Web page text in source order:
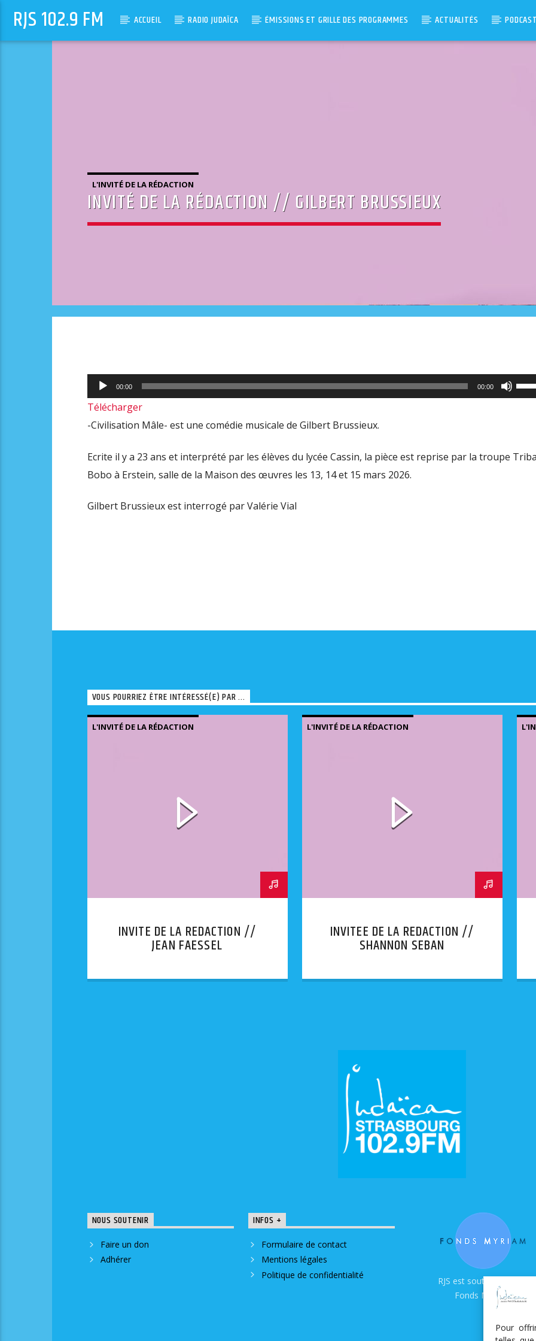
Pour
RJS 102.9 FM ACCUEIL RADIO JUDAÏCA ÉMISSIONS ET GRILLE DES PROGRAMMES ACTUALITÉS
L'INVITÉ DE LA RÉDACTION
INVITÉ DE LA RÉDACTION // GILBERT BRUSSIEUX
Lecteur
audio
00:00 00:00
les
pour
Télécharger
-Civilisation Mâle- est une comédie musicale de Gilbert Brussieux.
Ecrite il y a 23 ans et interprété par les élèves du lycée Cassin, la pièce est reprise par la troupe
Bobo à Erstein, salle de la Maison des œuvres les 13, 14 et 15 mars 2026.
Gilbert Brussieux est interrogé par Valérie Vial
VOUS POURRIEZ ÊTRE INTÉRESSÉ(E) PAR ...
L'INVITÉ DE LA RÉDACTION
INVITE DE LA REDACTION //
JEAN FAESSEL
L'INVITÉ DE LA RÉDACTION
INVITEE DE LA REDACTION //
SHANNON SEBAN
NOUS SOUTENIR
Faire un don
Adhérer
INFOS +
Formulaire de contact
Mentions légales
Politique de confidentialité
RJS est soutenue par le
Fonds Myriam